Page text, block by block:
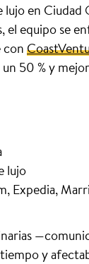
en Ciudad
el equipo se
con
50 % y
lujo
Expedia,
y